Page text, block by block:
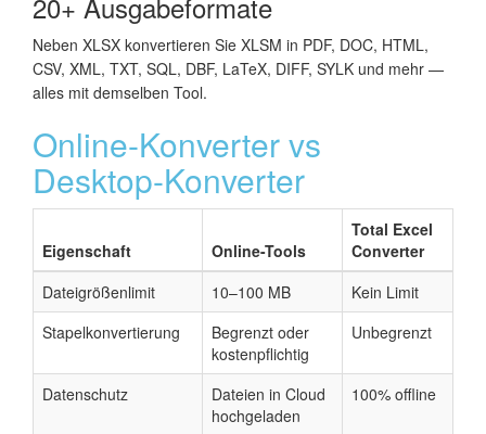
Neben XLSX konvertieren Sie XLSM in PDF, DOC, HTML,
CSV, XML, TXT, SQL, DBF, LaTeX, DIFF, SYLK und mehr —
alles mit demselben Tool.
Online-Konverter vs
Desktop-Konverter
Eigenschaft Online-Tools
Total Excel
Converter
Dateigrößenlimit
10–100 MB
Kein Limit
Stapelkonvertierung
Begrenzt oder
kostenpflichtig
Unbegrenzt
Datenschutz
Dateien in Cloud
hochgeladen
100% offline